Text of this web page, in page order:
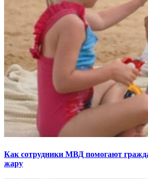
Как сотрудники МВД помогают
жару